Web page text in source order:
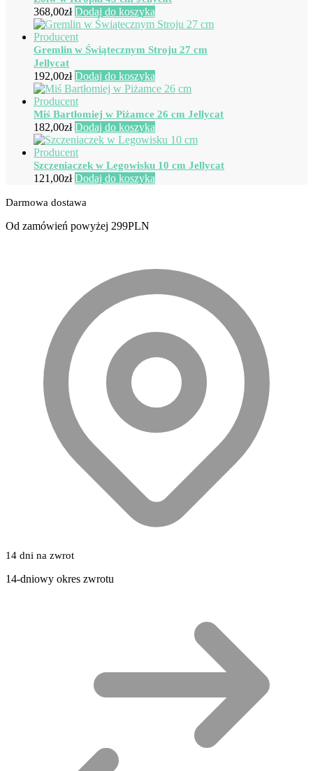
368,00zł Dodaj do koszyka
Gremlin w Świątecznym Stroju 27 cm
Jellycat
192,00zł Dodaj do koszyka
Miś Bartłomiej w Piżamce 26 cm Jellycat
182,00zł Dodaj do koszyka
Szczeniaczek w Legowisku 10 cm Jellycat
121,00zł Dodaj do koszyka
Darmowa dostawa
Od zamówień powyżej 299PLN
14 dni na zwrot
14-dniowy okres zwrotu